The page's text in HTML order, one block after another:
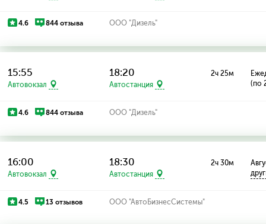
4.6 844 отзыва ООО "Дизель"
15:55
Автовокзал
18:20
Автостанция
2ч 25м
(по
4.6 844 отзыва ООО "Дизель"
16:00
Автовокзал
18:30
Автостанция
2ч 30м
4.5 13 отзывов ООО "АвтоБизнесСистемы"